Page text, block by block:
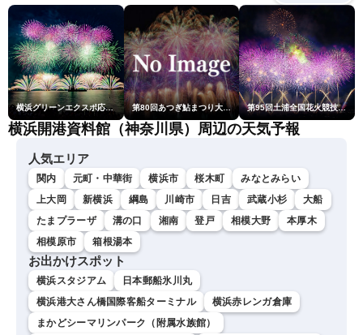
横浜グリーンエクスポ応援 みなとみらいフェスティバル「スカイシンフォニーinヨコハマ presented byコロワイド」 第80回あつぎ鮎まつり大花火大会 第95回土浦全国花火競技大会
横浜開港資料館（神奈川県）周辺の天気予報
人気エリア
関内 元町・中華街 横浜市 桜木町
みなとみらい
上大岡
新横浜 綱島 川崎市 日吉 武蔵小杉
大船
たまプラーザ
溝の口 湘南 登戸 相模大野
本厚木
相模原市
箱根湯本
お出かけスポット
横浜スタジアム
日本郵船氷川丸
横浜港大さん橋国際客船ターミナル
横浜赤レンガ倉庫
まかどシーマリンパーク（附属水族館）